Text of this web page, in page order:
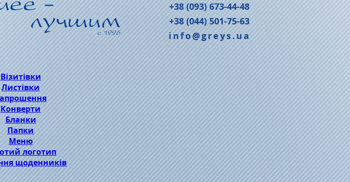
+38 (093) 673-44-48
+38 (044) 501-75-63
info@greys.ua
Візитівки
Листівки
Конверти
Бланки
Папки
Меню
логотип
щоденників